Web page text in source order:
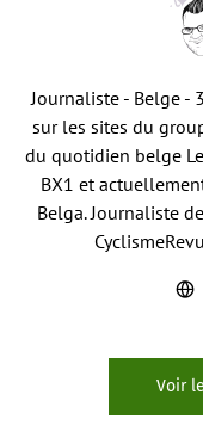
Journaliste - Belge -
sur les sites du
du quotidien belge
BX1 et
Belga. Journaliste
Voir